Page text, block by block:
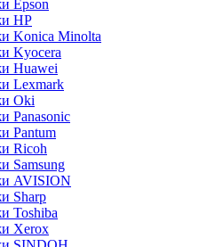
Epson
HP
Konica Minolta
Kyocera
Huawei
Lexmark
Oki
Panasonic
Pantum
Ricoh
Samsung
AVISION
Sharp
Toshiba
Xerox